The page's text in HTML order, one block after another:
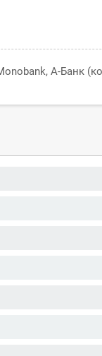
А-Банк